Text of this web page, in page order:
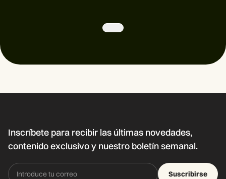
Inscríbete para recibir las últimas novedades,
contenido exclusivo y nuestro boletín semanal.
Suscribirse